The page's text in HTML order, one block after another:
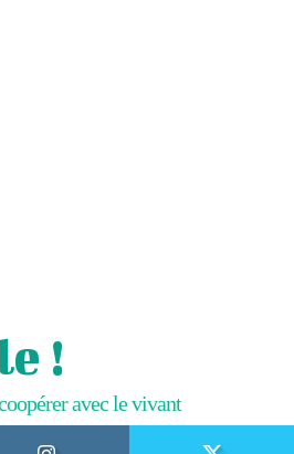
!
avec le vivant